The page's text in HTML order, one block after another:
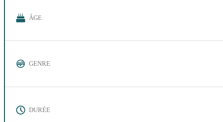
ÂGE
GENRE
DURÉE